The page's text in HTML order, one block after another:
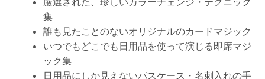
集
誰も見たことのないオリジナルのカードマジック
いつでもどこでも日用品を使って演じる即席マジ
ック集
日用品にしか見えないパスケース・名刺入れの手